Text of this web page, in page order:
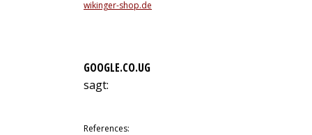
wikinger-shop.de
GOOGLE.CO.UG
sagt:
References: